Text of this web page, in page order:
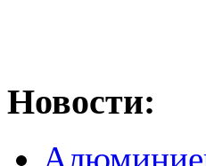
Новости: